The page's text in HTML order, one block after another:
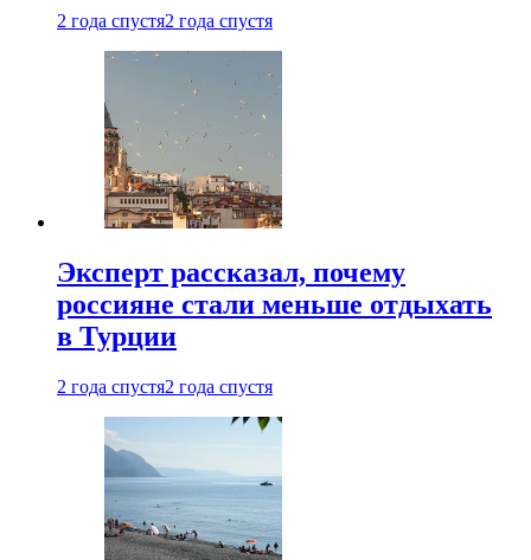
2 года спустя2 года спустя
Эксперт рассказал, почему
россияне стали меньше отдыхать
в Турции
2 года спустя2 года спустя